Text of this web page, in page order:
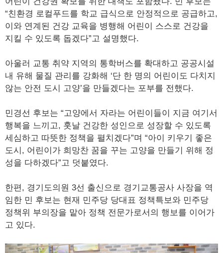
“친환경 로컬푸드를 학교 급식으로 안정적으로 공급하고,
이와 연계된 건강 교육을 병행해 어린이 스스로 건강을
지킬 수 있도록 돕겠다”고 설명했다.
아울러 교통 취약 지역의 통학버스를 확대하고 공공시설
내 유해 물질 관리를 강화해 ‘단 한 명의 어린이도 다치지
않는 안전 도시 고양’을 만들겠다는 포부를 전했다.
민경선 후보는 “고양에서 자라는 어린이들이 지금 여기서
행복을 느끼고, 훗날 건강한 성인으로 성장할 수 있도록
세심하고 따뜻한 정책을 펼치겠다”며 “아이 키우기 좋은
도시, 어린이가 희망찬 꿈을 꾸는 고양을 만들기 위해 정
성을 다하겠다”고 덧붙였다.
한편, 경기도의원 3선 출신으로 경기교통공사 사장을 역
임한 민 후보는 현재 민주당 당대표 정책특보와 민주당
정책위 부의장을 맡아 정책 전문가로서의 행보를 이어가
고 있다.